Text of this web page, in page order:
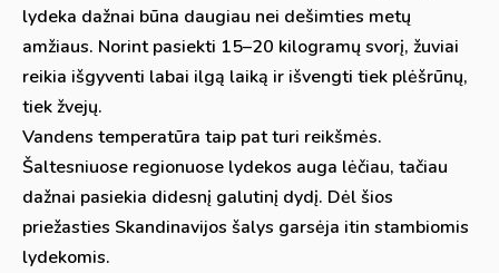
lydeka dažnai būna daugiau nei dešimties metų
amžiaus. Norint pasiekti 15–20 kilogramų svorį, žuviai
reikia išgyventi labai ilgą laiką ir išvengti tiek plėšrūnų,
tiek žvejų.
Vandens temperatūra taip pat turi reikšmės.
Šaltesniuose regionuose lydekos auga lėčiau, tačiau
dažnai pasiekia didesnį galutinį dydį. Dėl šios
priežasties Skandinavijos šalys garsėja itin stambiomis
lydekomis.